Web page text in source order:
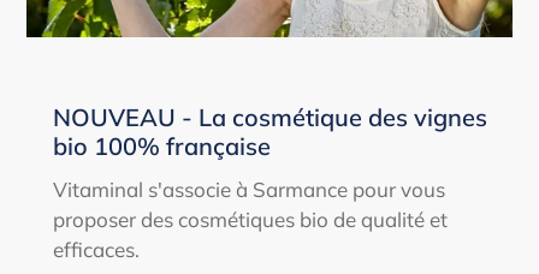
NOUVEAU - La cosmétique des vignes
bio 100% française
Vitaminal s'associe à Sarmance pour vous
proposer des cosmétiques bio de qualité et
efficaces.